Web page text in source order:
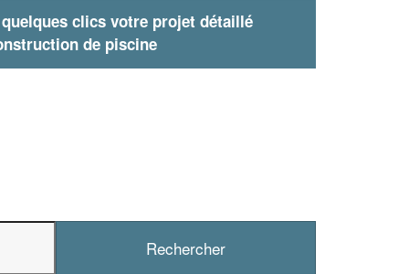
clics votre projet détaillé
de piscine